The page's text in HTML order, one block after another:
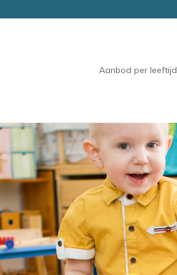
Aanbod per leeftijd